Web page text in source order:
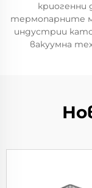
криогенни
термопарните
индустрии
вакуумна